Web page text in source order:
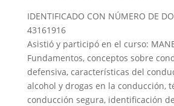
IDENTIFICADO CON NÚMERO DE
43161916
Asistió y participó en el curso:
Fundamentos, conceptos sobre
defensiva, características del
alcohol y drogas en la conducción,
conducción segura, identificación